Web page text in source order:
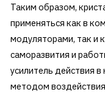
Таким образом,
применяться как в
модуляторами, так и
саморазвития и
усилитель действия
методом